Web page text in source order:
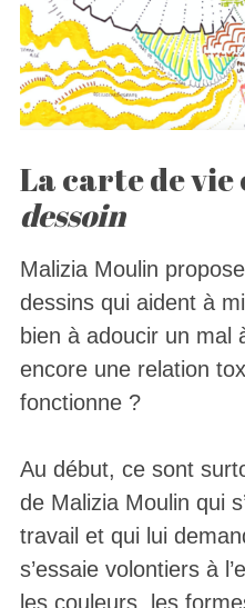
La carte de
dessoin
Malizia Moulin
dessins qui aident à
bien à adoucir un mal
encore une relation
fonctionne ?
Au début, ce sont
de Malizia Moulin qui
travail et qui lui
s’essaie volontiers à
les couleurs, les